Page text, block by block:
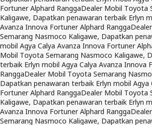
Fortuner Alphard RanggaDealer Mobil Toyota
Kaligawe, Dapatkan penawaran terbaik Erlyn
Avanza Innova Fortuner Alphard Rangga
Semarang Nasmoco Kaligawe, Dapatkan
mobil Agya Calya Avanza Innova Fortuner
Mobil Toyota Semarang Nasmoco Kaligawe,
terbaik Erlyn mobil Agya Calya Avanza Innova
RanggaDealer Mobil Toyota Semarang
Dapatkan penawaran terbaik Erlyn mobil Agya
Fortuner Alphard RanggaDealer Mobil Toyota
Kaligawe, Dapatkan penawaran terbaik Erlyn
Avanza Innova Fortuner Alphard Rangga
Semarang Nasmoco Kaligawe, Dapatkan